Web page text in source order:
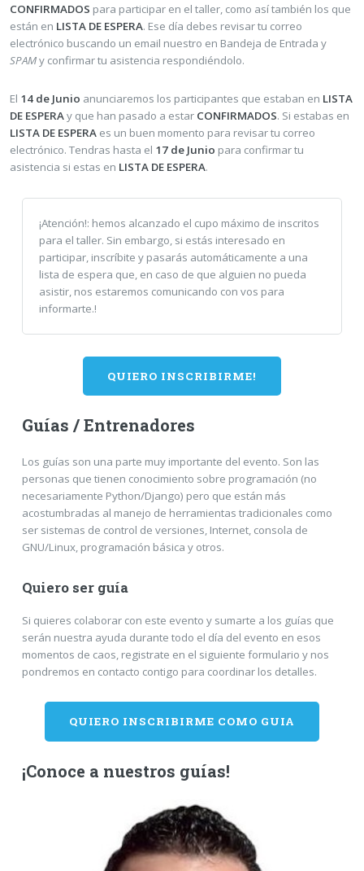
CONFIRMADOS para participar en el taller, como así también los que
están en LISTA DE ESPERA. Ese día debes revisar tu correo
electrónico buscando un email nuestro en Bandeja de Entrada y
SPAMy confirmar tu asistencia respondiéndolo.
El 14 de Junio anunciaremos los participantes que estaban en LISTA
DE ESPERAy que han pasado a estar CONFIRMADOS. Si estabas en
LISTA DE ESPERAes un buen momento para revisar tu correo
electrónico. Tendras hasta el 17 de Junio para confirmar tu
asistencia si estas en LISTA DE ESPERA.
¡Atención!: hemos alcanzado el cupo máximo de inscritos
para el taller. Sin embargo, si estás interesado en
participar, inscríbite y pasarás automáticamente a una
lista de espera que, en caso de que alguien no pueda
asistir, nos estaremos comunicando con vos para
informarte.!
QUIERO INSCRIBIRME!
Guías / Entrenadores
Los guías son una parte muy importante del evento. Son las
personas que tienen conocimiento sobre programación (no
necesariamente Python/Django) pero que están más
acostumbradas al manejo de herramientas tradicionales como
ser sistemas de control de versiones, Internet, consola de
GNU/Linux, programación básica y otros.
Quiero ser guía
Si quieres colaborar con este evento y sumarte a los guías que
serán nuestra ayuda durante todo el día del evento en esos
momentos de caos, registrate en el siguiente formulario y nos
pondremos en contacto contigo para coordinar los detalles.
QUIERO INSCRIBIRME COMO GUIA
¡Conoce a nuestros guías!